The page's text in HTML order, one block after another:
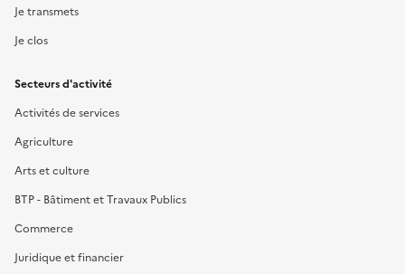
Je transmets
Je clos
Secteurs d'activité
Activités de services
Agriculture
Arts et culture
BTP - Bâtiment et Travaux Publics
Commerce
Juridique et financier